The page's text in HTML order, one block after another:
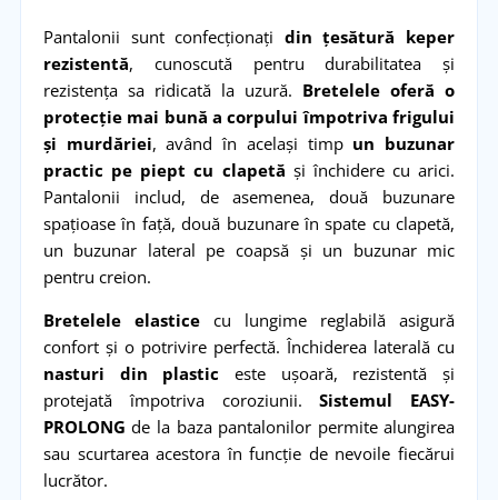
Pantalonii sunt confecționați din țesătură keper
rezistentă, cunoscută pentru durabilitatea și
rezistența sa ridicată la uzură. Bretelele oferă o
protecție mai bună a corpului împotriva frigului
și murdăriei, având în același timp un buzunar
practic pe piept cu clapetă și închidere cu arici.
Pantalonii includ, de asemenea, două buzunare
spațioase în față, două buzunare în spate cu clapetă,
un buzunar lateral pe coapsă și un buzunar mic
pentru creion.
Bretelele elastice cu lungime reglabilă asigură
confort și o potrivire perfectă. Închiderea laterală cu
nasturi din plastic este ușoară, rezistentă și
protejată împotriva coroziunii.Sistemul EASY-
PROLONG de la baza pantalonilor permite alungirea
sau scurtarea acestora în funcție de nevoile fiecărui
lucrător.